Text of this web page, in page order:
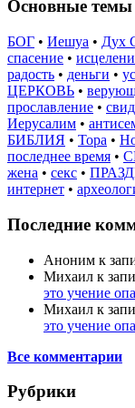
Основные темы
БОГ • Иешуа • Дух
спасение •
радость • деньги •
ЦЕРКОВЬ •
прославление •
Иерусалим •
БИБЛИЯ • Тора •
последнее время •
жена • секс •
интернет •
Последние
Аноним к
Михаил к
это учение
Михаил к
это учение
Все комментарии
Рубрики